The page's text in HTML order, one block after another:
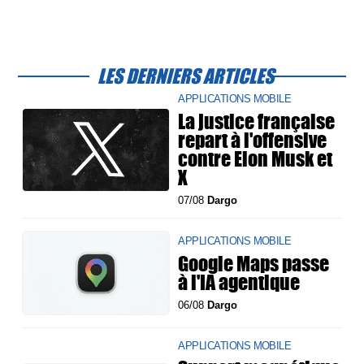
LES DERNIERS ARTICLES
APPLICATIONS MOBILE
La justice française
repart à l'offensive
contre Elon Musk et
X
07/08 Dargo
APPLICATIONS MOBILE
Google Maps passe
à l'IA agentique
06/08 Dargo
APPLICATIONS MOBILE